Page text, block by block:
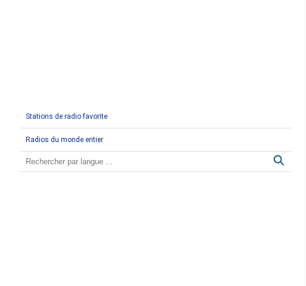
Egypte
Stations de radio favorite
Radios du monde entier